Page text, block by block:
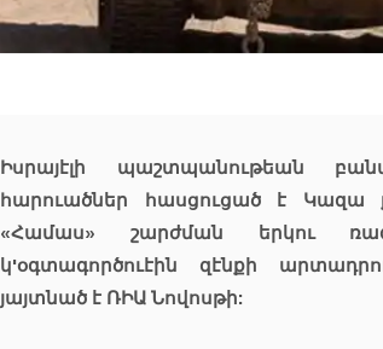
Իսրայէլի պաշտպանութեան
հարուածներ հասցուցած է Կազա
«Համաս» շարժման երկու
կ'օգտագործուէին զէնքի
յայտնած է ՌԻԱ Նովոսթի: